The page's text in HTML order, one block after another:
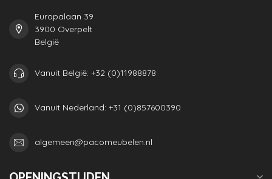
Europalaan 39
3900 Overpelt
België
Vanuit België: +32 (0)11988878
Vanuit Nederland: +31 (0)857600390
algemeen@pacomeubelen.nl